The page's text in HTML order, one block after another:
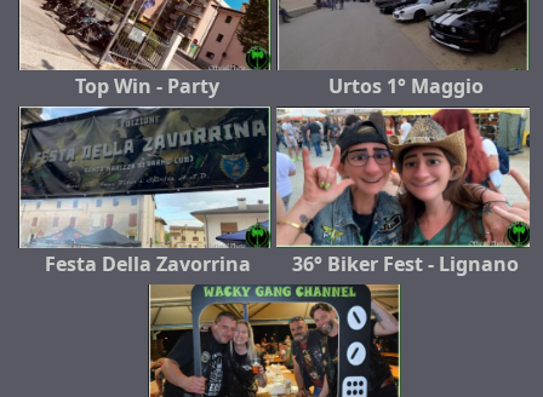
Top Win - Party Urtos 1° Maggio
Festa Della Zavorrina 36° Biker Fest - Lignano